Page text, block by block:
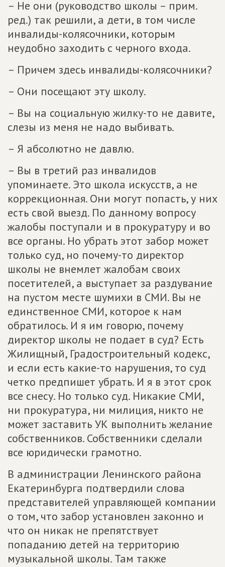
– Не они (руководство школы – прим.
ред.) так решили, а дети, в том числе
инвалиды-колясочники, которым
неудобно заходить с черного входа.
– Причем здесь инвалиды-колясочники?
– Они посещают эту школу.
– Вы на социальную жилку-то не давите,
слезы из меня не надо выбивать.
– Я абсолютно не давлю.
– Вы в третий раз инвалидов
упоминаете. Это школа искусств, а не
коррекционная. Они могут попасть, у них
есть свой выезд. По данному вопросу
жалобы поступали и в прокуратуру и во
все органы. Но убрать этот забор может
только суд, но почему-то директор
школы не внемлет жалобам своих
посетителей, а выступает за раздувание
на пустом месте шумихи в СМИ. Вы не
единственное СМИ, которое к нам
обратилось. И я им говорю, почему
директор школы не подает в суд? Есть
Жилищный, Градостроительный кодекс,
и если есть какие-то нарушения, то суд
четко предпишет убрать. И я в этот срок
все снесу. Но только суд. Никакие СМИ,
ни прокуратура, ни милиция, никто не
может заставить УК выполнить желание
собственников. Собственники сделали
все юридически грамотно.
В администрации Ленинского района
Екатеринбурга подтвердили слова
представителей управляющей компании
о том, что забор установлен законно и
что он никак не препятствует
попаданию детей на территорию
музыкальной школы. Там также